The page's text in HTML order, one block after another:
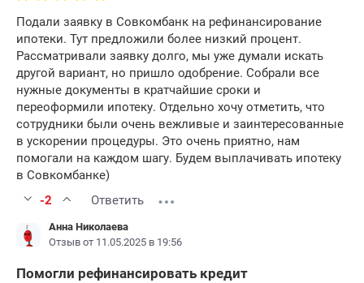
Подали заявку в Совкомбанк на рефинансирование
ипотеки. Тут предложили более низкий процент.
Рассматривали заявку долго, мы уже думали искать
другой вариант, но пришло одобрение. Собрали все
нужные документы в кратчайшие сроки и
переоформили ипотеку. Отдельно хочу отметить, что
сотрудники были очень вежливые и заинтересованные
в ускорении процедуры. Это очень приятно, нам
помогали на каждом шагу. Будем выплачивать ипотеку
в Совкомбанке)
-2
Ответить
Анна Николаева
Отзыв от 11.05.2025 в 19:56
Помогли рефинансировать кредит